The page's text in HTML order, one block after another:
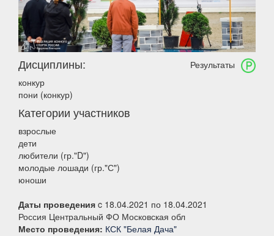
Результаты
Дисциплины:
конкур
пони (конкур)
Категории участников
взрослые
дети
любители (гр."D")
молодые лошади (гр."С")
юноши
Даты проведения c 18.04.2021 по 18.04.2021
Россия Центральный ФО Московская обл
Место проведения: КСК "Белая Дача"